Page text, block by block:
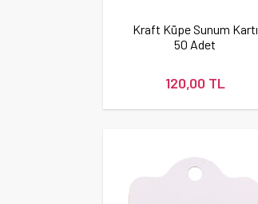
Kraft Küpe Sunum Kartı
50 Adet
120,00 TL